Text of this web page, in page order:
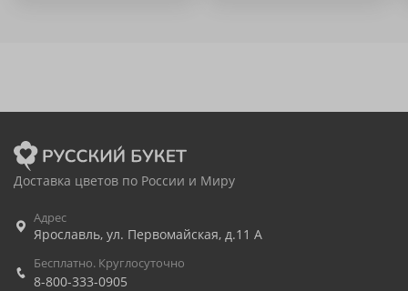
Доставка цветов по России и Миру
Адрес
Ярославль, ул. Первомайская, д.11 А
Бесплатно. Круглосуточно
8-800-333-0905